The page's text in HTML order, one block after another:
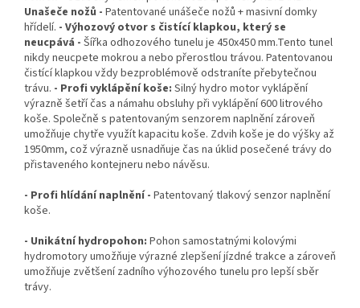
Unašeče nožů - Patentované unášeče nožů + masivní domky
hřídelí. - Výhozový otvor s čistící klapkou, který se
neucpává - Šířka odhozového tunelu je 450x450 mm.Tento tunel
nikdy neucpete mokrou a nebo přerostlou trávou. Patentovanou
čistící klapkou vždy bezproblémově odstraníte přebytečnou
trávu. - Profi vyklápění koše: Silný hydro motor vyklápění
výrazně šetří čas a námahu obsluhy při vyklápění 600 litrového
koše. Společně s patentovaným senzorem naplnění zároveň
umožňuje chytře využít kapacitu koše. Zdvih koše je do výšky až
1950mm, což výrazně usnadňuje čas na úklid posečené trávy do
přistaveného kontejneru nebo návěsu.
- Profi hlídání naplnění - Patentovaný tlakový senzor naplnění
koše.
- Unikátní hydropohon: Pohon samostatnými kolovými
hydromotory umožňuje výrazné zlepšení jízdné trakce a zároveň
umožňuje zvětšení zadního výhozového tunelu pro lepší sběr
trávy.